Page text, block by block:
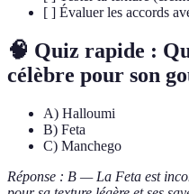
[ ] Évaluer les accords
🧠 Quiz rapide :
célèbre pour son
A) Halloumi
B) Feta
C) Manchego
Réponse : B — La Feta est